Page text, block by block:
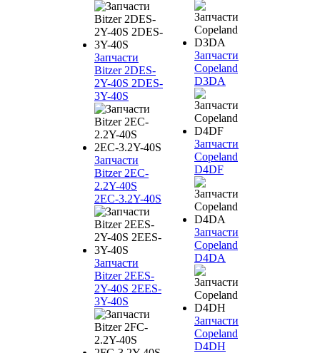
Запчасти
Bitzer 2DES-
2Y-40S 2DES-
3Y-40S
Запчасти
Bitzer 2EC-
2.2Y-40S
2EC-3.2Y-40S
Запчасти
Bitzer 2EES-
2Y-40S 2EES-
3Y-40S
Запчасти
Copeland
D3DA
Запчасти
Copeland
D4DF
Запчасти
Copeland
D4DA
Запчасти
Copeland
D4DH